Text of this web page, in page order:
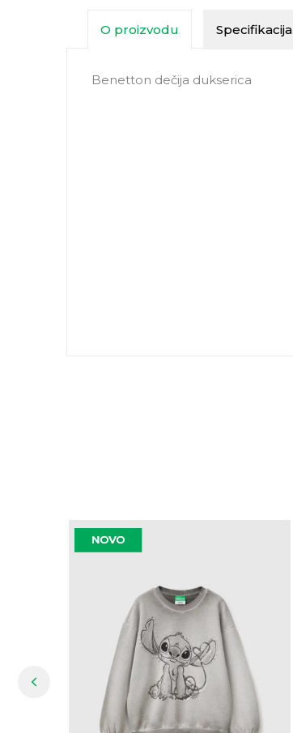
O proizvodu Specifikacija
Benetton dečija dukserica